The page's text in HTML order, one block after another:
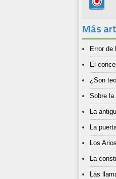
Más
Error de
El
¿Son
Sobre la
La
La
Los
La
Las